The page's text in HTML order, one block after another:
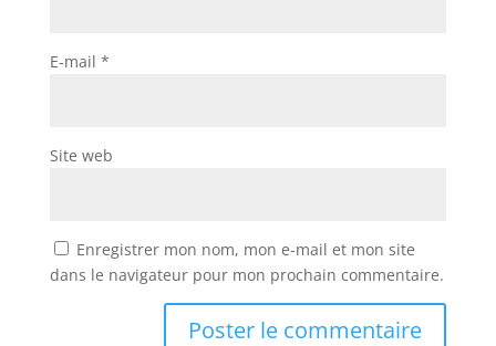
E-mail *
Site web
Enregistrer mon nom, mon e-mail et mon site
dans le navigateur pour mon prochain commentaire.